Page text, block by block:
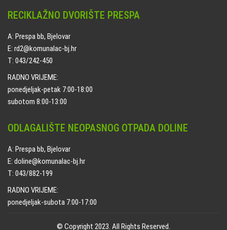
RECIKLAŽNO DVORIŠTE PRESPA
A: Prespa bb, Bjelovar
E: rd2@komunalac-bj.hr
T: 043/242-450
RADNO VRIJEME:
ponedjeljak-petak 7:00-18:00
subotom 8:00-13:00
ODLAGALIŠTE NEOPASNOG OTPADA DOLINE
A: Prespa bb, Bjelovar
E: doline@komunalac-bj.hr
T: 043/882-199
RADNO VRIJEME:
ponedjeljak-subota 7:00-17:00
© Copyright 2023. All Rights Reserved.